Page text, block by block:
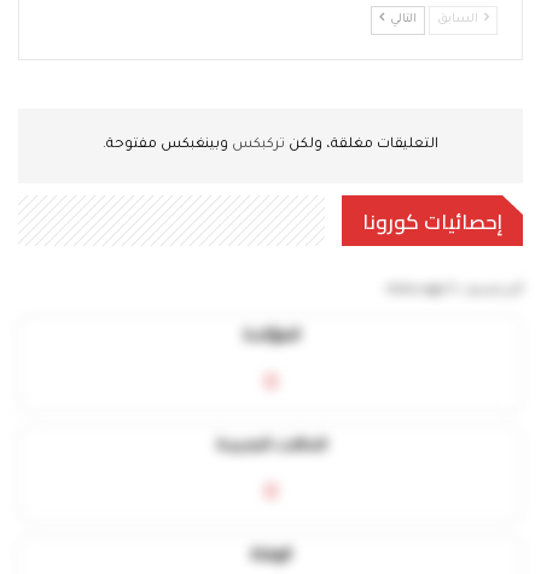
السابق التالي
التعليقات مغلقة، ولكن تركبكس وبينغبكس مفتوحة.
إحصائيات كورونا